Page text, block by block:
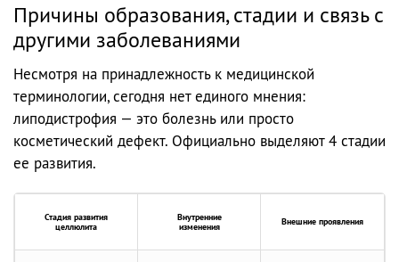
Причины образования, стадии и связь с
другими заболеваниями
Несмотря на принадлежность к медицинской
терминологии, сегодня нет единого мнения:
липодистрофия — это болезнь или просто
косметический дефект. Официально выделяют 4 стадии
ее развития.
Стадия развития
целлюлита
Внутренние
изменения
Внешние проявления